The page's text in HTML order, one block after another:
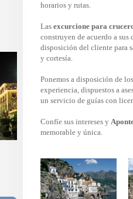
horarios y rutas.
Las excurcione para
construyen de acuerdo a sus
disposición del cliente para
y cortesía.
Ponemos a disposición de
experiencia, dispuestos a
un servicio de guías con
Confíe sus intereses y
memorable y única.